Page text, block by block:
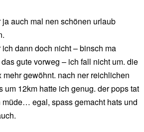
auch mal nen schönen urlaub
dann doch nicht – binsch ma
gute vorweg – ich fall nicht um. die
gewöhnt. nach ner reichlichen
um 12km hatte ich genug. der pops tat
egal, spass gemacht hats und